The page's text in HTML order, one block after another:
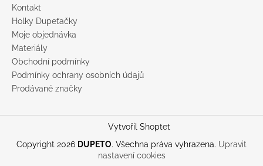
Kontakt
Holky Dupeťačky
Moje objednávka
Materiály
Obchodní podmínky
Podmínky ochrany osobních údajů
Prodávané značky
Vytvořil Shoptet
Copyright 2026 DUPETO. Všechna práva vyhrazena. Upravit
nastavení cookies